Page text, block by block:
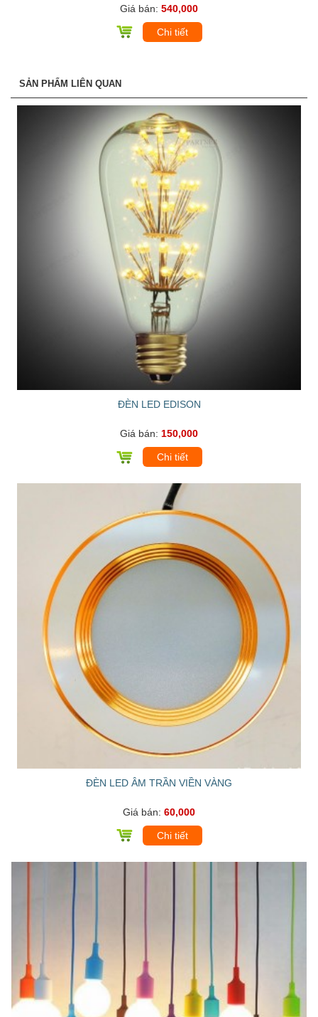
Giá bán: 540,000
Chi tiết
SẢN PHẨM LIÊN QUAN
ĐÈN LED EDISON
Giá bán: 150,000
Chi tiết
ĐÈN LED ÂM TRẦN VIỀN VÀNG
Giá bán: 60,000
Chi tiết